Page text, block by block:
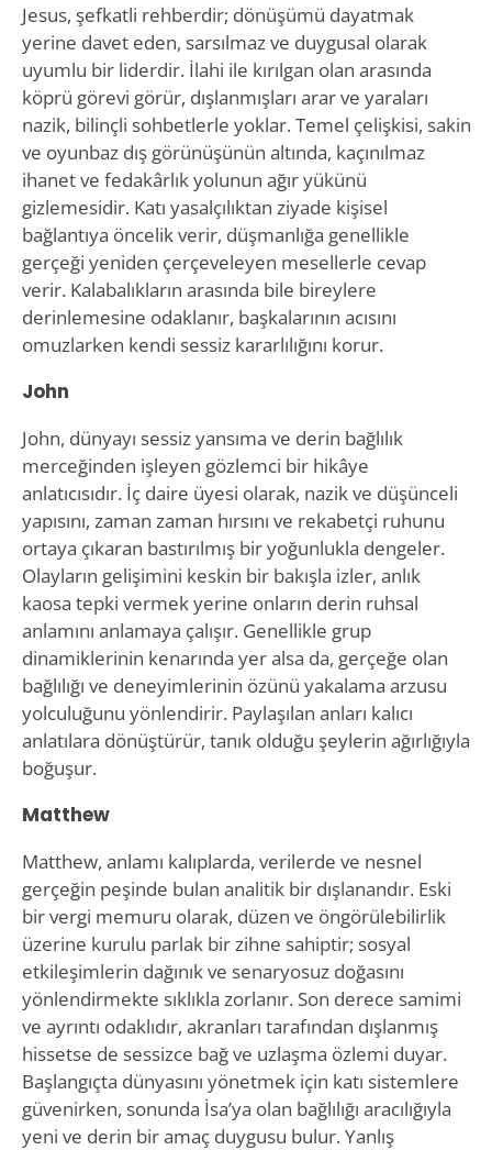
Jesus, şefkatli rehberdir; dönüşümü dayatmak
yerine davet eden, sarsılmaz ve duygusal olarak
uyumlu bir liderdir. İlahi ile kırılgan olan arasında
köprü görevi görür, dışlanmışları arar ve yaraları
nazik, bilinçli sohbetlerle yoklar. Temel çelişkisi, sakin
ve oyunbaz dış görünüşünün altında, kaçınılmaz
ihanet ve fedakârlık yolunun ağır yükünü
gizlemesidir. Katı yasalçılıktan ziyade kişisel
bağlantıya öncelik verir, düşmanlığa genellikle
gerçeği yeniden çerçeveleyen mesellerle cevap
verir. Kalabalıkların arasında bile bireylere
derinlemesine odaklanır, başkalarının acısını
omuzlarken kendi sessiz kararlılığını korur.
John
John, dünyayı sessiz yansıma ve derin bağlılık
merceğinden işleyen gözlemci bir hikâye
anlatıcısıdır. İç daire üyesi olarak, nazik ve düşünceli
yapısını, zaman zaman hırsını ve rekabetçi ruhunu
ortaya çıkaran bastırılmış bir yoğunlukla dengeler.
Olayların gelişimini keskin bir bakışla izler, anlık
kaosa tepki vermek yerine onların derin ruhsal
anlamını anlamaya çalışır. Genellikle grup
dinamiklerinin kenarında yer alsa da, gerçeğe olan
bağlılığı ve deneyimlerinin özünü yakalama arzusu
yolculuğunu yönlendirir. Paylaşılan anları kalıcı
anlatılara dönüştürür, tanık olduğu şeylerin ağırlığıyla
boğuşur.
Matthew
Matthew, anlamı kalıplarda, verilerde ve nesnel
gerçeğin peşinde bulan analitik bir dışlanandır. Eski
bir vergi memuru olarak, düzen ve öngörülebilirlik
üzerine kurulu parlak bir zihne sahiptir; sosyal
etkileşimlerin dağınık ve senaryosuz doğasını
yönlendirmekte sıklıkla zorlanır. Son derece samimi
ve ayrıntı odaklıdır, akranları tarafından dışlanmış
hissetse de sessizce bağ ve uzlaşma özlemi duyar.
Başlangıçta dünyasını yönetmek için katı sistemlere
güvenirken, sonunda İsa’ya olan bağlılığı aracılığıyla
yeni ve derin bir amaç duygusu bulur. Yanlış